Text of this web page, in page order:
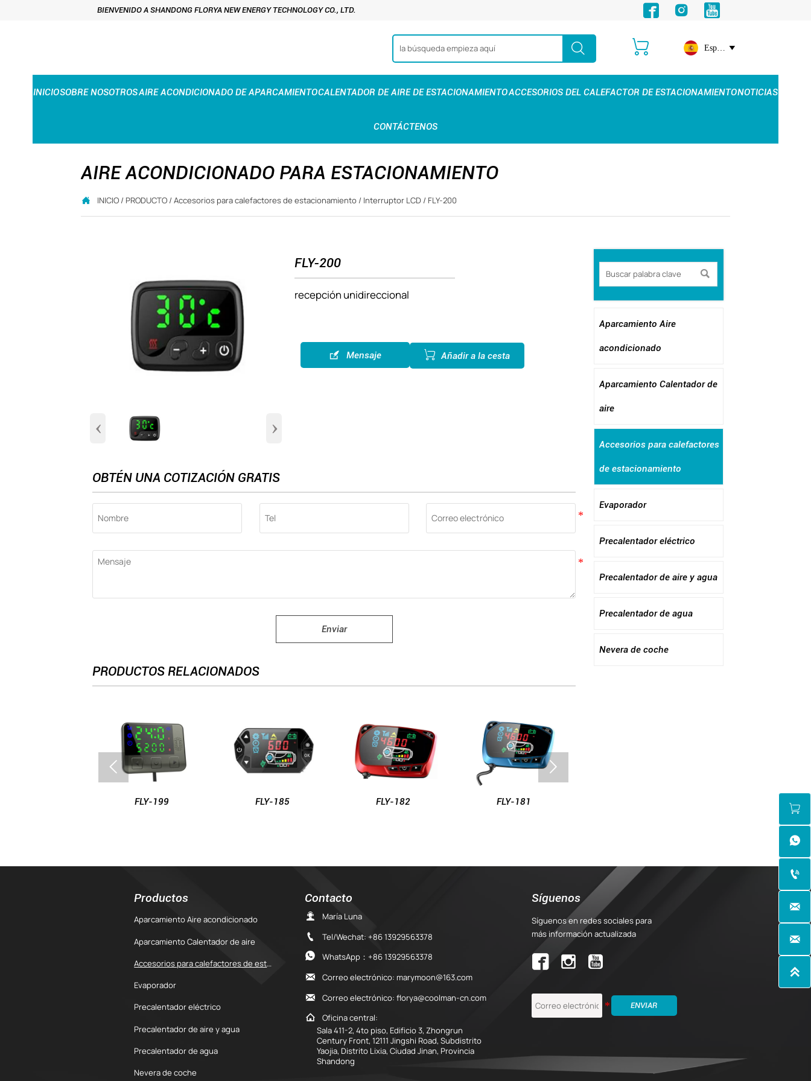
BIENVENIDO A SHANDONG FLORYA NEW ENERGY TECHNOLOGY CO., LTD.   
  Español 
INICIOSOBRE NOSOTROSAIRE ACONDICIONADO DE APARCAMIENTOCALENTADOR DE AIRE DE ESTACIONAMIENTOACCESORIOS DEL CALEFACTOR DE ESTACIONAMIENTONOTICIAS
CONTÁCTENOS
AIRE ACONDICIONADO PARA ESTACIONAMIENTO
 INICIO / PRODUCTO /Accesorios para calefactores de estacionamiento / Interruptor LCD / FLY-200
‹ ›
FLY-200
recepción unidireccional
 Mensaje  Añadir a la cesta
OBTÉN UNA COTIZACIÓN GRATIS
Enviar
PRODUCTOS RELACIONADOS
FLY-199 FLY-185 FLY-182 FLY-181
 

Aparcamiento Aire
acondicionado
Aparcamiento Calentador de
aire
Accesorios para calefactores
de estacionamiento
Evaporador
Precalentador eléctrico
Precalentador de aire y agua
Precalentador de agua
Nevera de coche
Productos
Aparcamiento Aire acondicionado
Aparcamiento Calentador de aire
Accesorios para calefactores de estacionamiento
Evaporador
Precalentador eléctrico
Precalentador de aire y agua
Precalentador de agua
Nevera de coche
Contacto
 María Luna
 Tel/Wechat: +86 13929563378
 WhatsApp：+86 13929563378
 Correo electrónico: marymoon@163.com
 Correo electrónico: florya@coolman-cn.com

Oficina central:
Sala 411-2, 4to piso, Edificio 3, Zhongrun
Century Front, 12111 Jingshi Road, Subdistrito
Yaojia, Distrito Lixia, Ciudad Jinan, Provincia
Shandong
Síguenos
Síguenos en redes sociales para
más información actualizada

ENVIAR





